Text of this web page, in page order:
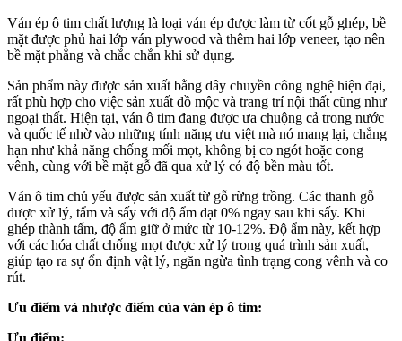
Ván ép ô tim chất lượng là loại ván ép được làm từ cốt gỗ ghép, bề
mặt được phủ hai lớp ván plywood và thêm hai lớp veneer, tạo nên
bề mặt phẳng và chắc chắn khi sử dụng.
Sản phẩm này được sản xuất bằng dây chuyền công nghệ hiện đại,
rất phù hợp cho việc sản xuất đồ mộc và trang trí nội thất cũng như
ngoại thất. Hiện tại, ván ô tim đang được ưa chuộng cả trong nước
và quốc tế nhờ vào những tính năng ưu việt mà nó mang lại, chẳng
hạn như khả năng chống mối mọt, không bị co ngót hoặc cong
vênh, cùng với bề mặt gỗ đã qua xử lý có độ bền màu tốt.
Ván ô tim chủ yếu được sản xuất từ gỗ rừng trồng. Các thanh gỗ
được xử lý, tẩm và sấy với độ ẩm đạt 0% ngay sau khi sấy. Khi
ghép thành tấm, độ ẩm giữ ở mức từ 10-12%. Độ ẩm này, kết hợp
với các hóa chất chống mọt được xử lý trong quá trình sản xuất,
giúp tạo ra sự ổn định vật lý, ngăn ngừa tình trạng cong vênh và co
rút.
Ưu điểm và nhược điểm của ván ép ô tim:
Ưu điểm: